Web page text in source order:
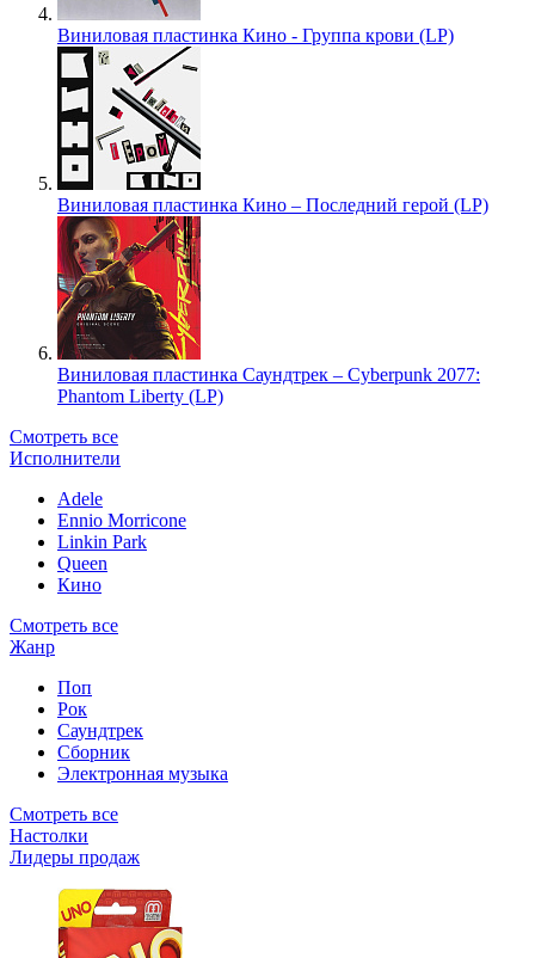
Виниловая пластинка Кино - Группа крови (LP)
Виниловая пластинка Кино – Последний герой (LP)
Виниловая пластинка Саундтрек – Cyberpunk 2077:
Phantom Liberty (LP)
Смотреть все
Исполнители
Adele
Ennio Morricone
Linkin Park
Queen
Кино
Смотреть все
Жанр
Поп
Рок
Саундтрек
Сборник
Электронная музыка
Смотреть все
Настолки
Лидеры продаж